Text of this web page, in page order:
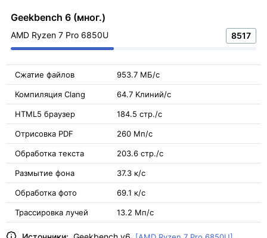
Geekbench 6 (мног.)
AMD Ryzen 7 Pro 6850U 8517
Сжатие файлов 953.7 МБ/с
Компиляция Clang 64.7 Kлиний/с
HTML5 браузер 184.5 стр./с
Отрисовка PDF 260 Мп/с
Обработка текста 203.6 стр./с
Размытие фона 37.3 к/с
Обработка фото 69.1 к/с
Трассировка лучей 13.2 Мп/с